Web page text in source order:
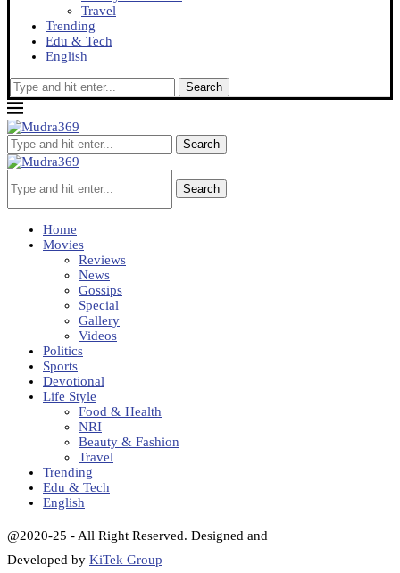
Travel
Trending
Edu & Tech
English
Search
Search
Search
Home
Movies
Reviews
News
Gossips
Special
Gallery
Videos
Politics
Sports
Devotional
Life Style
Food & Health
NRI
Beauty & Fashion
Travel
Trending
Edu & Tech
English
@2020-25 - All Right Reserved. Designed and
Developed by KiTek Group